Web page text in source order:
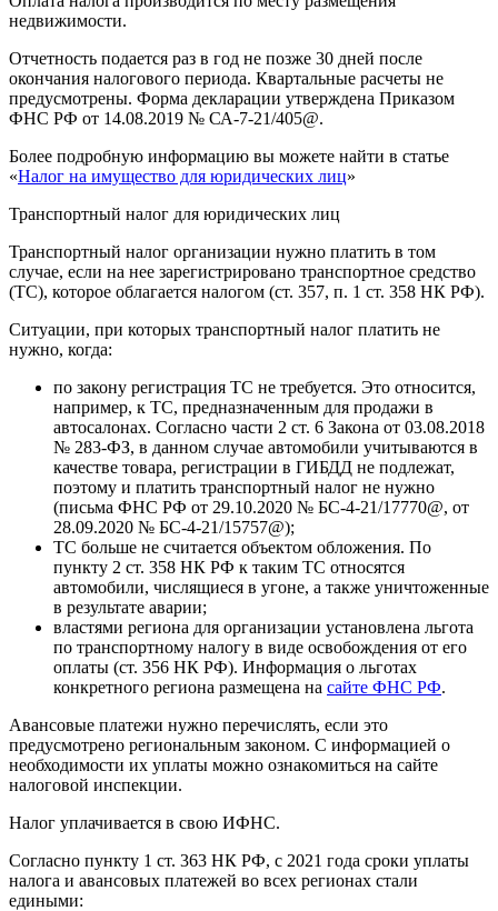
недвижимости.
Отчетность подается раз в год не позже 30 дней после
окончания налогового периода. Квартальные расчеты не
предусмотрены. Форма декларации утверждена Приказом
ФНС РФ от 14.08.2019 № СА-7-21/405@.
Более подробную информацию вы можете найти в статье
«Налог на имущество для юридических лиц»
Транспортный налог для юридических лиц
Транспортный налог организации нужно платить в том
случае, если на нее зарегистрировано транспортное средство
(ТС), которое облагается налогом (ст. 357, п. 1 ст. 358 НК РФ).
Ситуации, при которых транспортный налог платить не
нужно, когда:
по закону регистрация ТС не требуется. Это относится,
например, к ТС, предназначенным для продажи в
автосалонах. Согласно части 2 ст. 6 Закона от 03.08.2018
№ 283-ФЗ, в данном случае автомобили учитываются в
качестве товара, регистрации в ГИБДД не подлежат,
поэтому и платить транспортный налог не нужно
(письма ФНС РФ от 29.10.2020 № БС-4-21/17770@, от
28.09.2020 № БС-4-21/15757@);
ТС больше не считается объектом обложения. По
пункту 2 ст. 358 НК РФ к таким ТС относятся
автомобили, числящиеся в угоне, а также уничтоженные
в результате аварии;
властями региона для организации установлена льгота
по транспортному налогу в виде освобождения от его
оплаты (ст. 356 НК РФ). Информация о льготах
конкретного региона размещена на сайте ФНС РФ.
Авансовые платежи нужно перечислять, если это
предусмотрено региональным законом. С информацией о
необходимости их уплаты можно ознакомиться на сайте
налоговой инспекции.
Налог уплачивается в свою ИФНС.
Согласно пункту 1 ст. 363 НК РФ, с 2021 года сроки уплаты
налога и авансовых платежей во всех регионах стали
едиными: